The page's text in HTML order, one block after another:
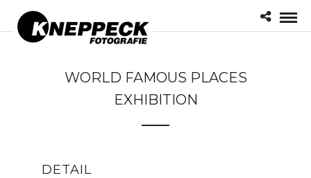
WORLD FAMOUS PLACES
EXHIBITION
DETAIL